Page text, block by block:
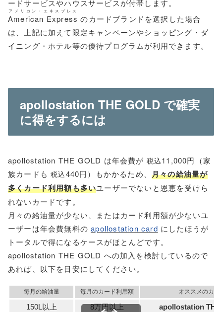
ードサービスやハウスサービスが付帯します。
American Express
アメリカン・エキスプレス
のカードブランドを選択した場合
は、上記に加えて限定キャンペーンやショッピング・ダ
イニング・ホテル等の優待プログラムが利用できます。
apollostation THE GOLD で確実
に得をするには
apollostation THE GOLD は年会費が 税込11,000円（家
族カードも税込440円）もかかるため、 月々の給油量が
多くカード利用額も多いユーザーでないと恩恵を受けら
れないカードです。
月々の給油量が少ない、またはカード利用額が少ないユ
ーザーは年会費無料のapollostation card にしたほうが
トータルで得になるケースがほとんどです。
apollostation THE GOLD への加入を検討しているので
あれば、以下を目安にしてください。
毎月の給油量 毎月のカード利用額 オススメのカー
150L以上 8万円以上 apollostation